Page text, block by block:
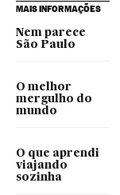
MAIS INFORMAÇÕES
Nem parece
São Paulo
O melhor
mergulho do
mundo
O que aprendi
viajando
sozinha